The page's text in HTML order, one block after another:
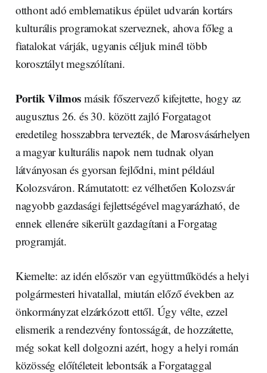
otthont adó emblematikus épület udvarán kortárs
kulturális programokat szerveznek, ahova főleg a
fiatalokat várják, ugyanis céljuk minél több
korosztályt megszólítani.
Portik Vilmos másik főszervező kifejtette, hogy az
augusztus 26. és 30. között zajló Forgatagot
eredetileg hosszabbra tervezték, de Marosvásárhelyen
a magyar kulturális napok nem tudnak olyan
látványosan és gyorsan fejlődni, mint például
Kolozsváron. Rámutatott: ez vélhetően Kolozsvár
nagyobb gazdasági fejlettségével magyarázható, de
ennek ellenére sikerült gazdagítani a Forgatag
programját.
Kiemelte: az idén először van együttműködés a helyi
polgármesteri hivatallal, miután előző években az
önkormányzat elzárkózott ettől. Úgy vélte, ezzel
elismerik a rendezvény fontosságát, de hozzátette,
még sokat kell dolgozni azért, hogy a helyi román
közösség előítéleteit lebontsák a Forgataggal